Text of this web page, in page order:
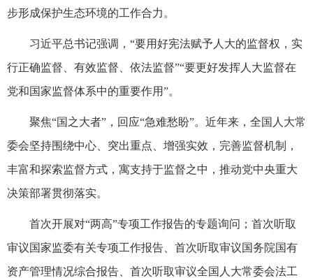
步形成保护生态环境的工作合力。
习近平总书记强调，“要用好宪法赋予人大的监督权，实
行正确监督、有效监督、依法监督”“要更好发挥人大监督在
党和国家监督体系中的重要作用”。
聚焦“国之大者”，回应“急难愁盼”。近年来，全国人大常
委会坚持围绕中心、突出重点、增强实效，完善监督机制，
丰富和探索监督方式，寓支持于监督之中，推动党中央重大
决策部署贯彻落实。
首次开展对“两高”专项工作报告的专题询问；首次听取
审议国家监委有关专项工作报告、首次听取审议国务院国有
资产管理情况综合报告、首次听取审议全国人大常委会法工